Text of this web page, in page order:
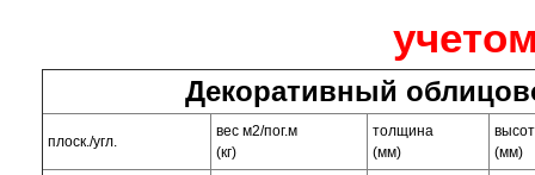
Декоративный
плоск./угл.
вес м2/пог.м
(кг)
толщина
(мм)
(мм)